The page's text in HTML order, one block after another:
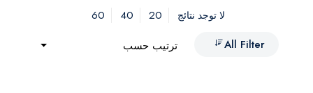
لا توجد نتائج 20
40
60
All Filter
ترتيب حسب